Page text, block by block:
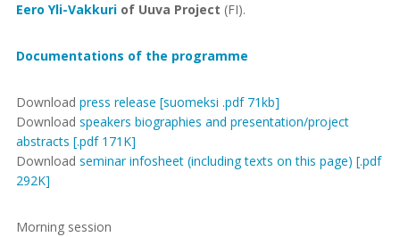
Eero Yli-Vakkuri of Uuva Project (FI).
Documentations of the programme
Download press release [suomeksi .pdf 71kb]
Download speakers biographies and presentation/project
abstracts [.pdf 171K]
Download seminar infosheet (including texts on this page) [.pdf
292K]
Morning session